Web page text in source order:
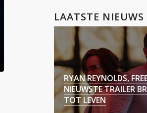
LAATSTE NIEUWS
RYAN REYNOLDS,
NIEUWSTE TRAILER
TOT LEVEN